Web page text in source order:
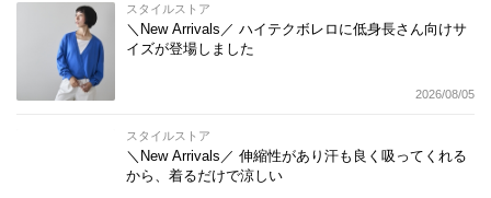
スタイルストア
＼New Arrivals／ ハイテクボレロに低身長さん向けサ
イズが登場しました
2026/08/05
スタイルストア
＼New Arrivals／ 伸縮性があり汗も良く吸ってくれる
から、着るだけで涼しい